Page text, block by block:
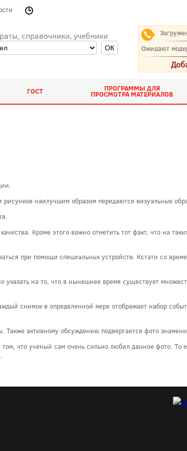
справочники, учебники
Ожидают
ГОСТ ПРОГРАММЫ ДЛЯ
ПРОСМОТРА МАТЕРИАЛОВ
наилучшим образом передаются визуальные
Кроме этого важно отметить тот факт, что на
при помощи специальных устройств. Кстати со
на то, что в нынешнее время существует
снимок в определенной мере отображает набор
активному обсуждению подвергается фото
что ученый сам очень сильно любил данное фото. То